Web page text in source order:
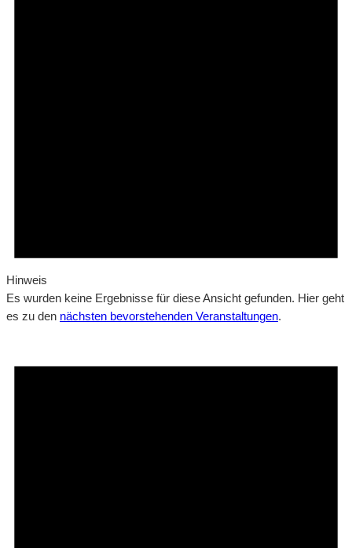
Hinweis
Es wurden keine Ergebnisse für diese Ansicht gefunden. Hier geht
es zu den nächsten bevorstehenden Veranstaltungen.